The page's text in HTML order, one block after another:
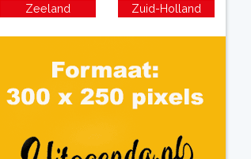
Zeeland
Zuid-Holland